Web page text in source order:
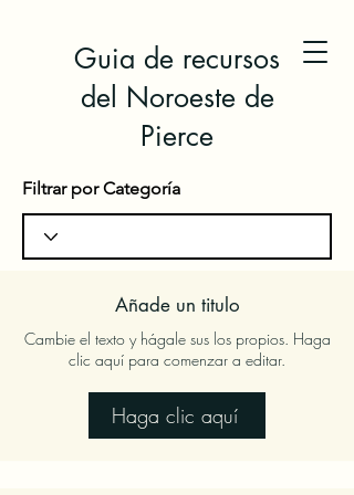
Guia de recursos
del Noroeste de
Pierce
Filtrar por Categoría
Añade un titulo
Cambie el texto y hágale sus los propios. Haga
clic aquí para comenzar a editar.
Haga clic aquí